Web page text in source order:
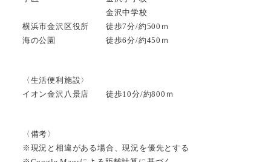
金沢中学校
横浜市金沢区役所 徒歩7分/約500ｍ
海の公園 徒歩6分/約450ｍ
〈生活便利施設〉
イオン金沢八景店 徒歩10分/約800ｍ
〈備考〉
※現況と相違がある場合、現況を優先とする